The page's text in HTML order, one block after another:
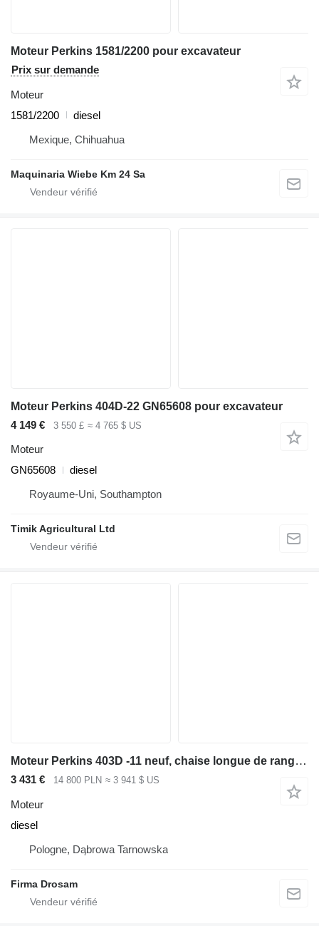
Moteur Perkins 1581/2200 pour excavateur
Prix sur demande
Moteur
1581/2200
diesel
Mexique, Chihuahua
Maquinaria Wiebe Km 24 Sa
Moteur Perkins 404D-22 GN65608 pour excavateur
4 149 €
3 550 £ ≈ 4 765 $ US
Moteur
GN65608
diesel
Royaume-Uni, Southampton
Timik Agricultural Ltd
Moteur Perkins 403D -11 neuf, chaise longue de rangement pour matériel de TP
3 431 € 14 800 PLN ≈ 3 941 $ US
Moteur
diesel
Pologne, Dąbrowa Tarnowska
Firma Drosam